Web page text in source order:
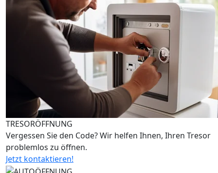
TRESORÖFFNUNG
Vergessen Sie den Code? Wir helfen Ihnen, Ihren Tresor
problemlos zu öffnen.
Jetzt kontaktieren!